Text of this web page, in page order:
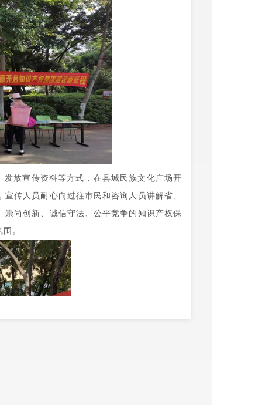
放宣传资料等方式，在县城民族文化广场开
传人员耐心向过往市民和咨询人员讲解省、
尚创新、诚信守法、公平竞争的知识产权保
。